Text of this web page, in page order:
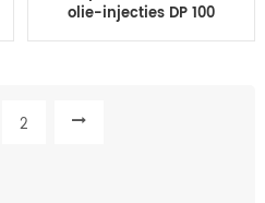
olie-injecties DP 100
2